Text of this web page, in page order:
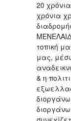
20
χρόνια
τοπική
μας,
& η